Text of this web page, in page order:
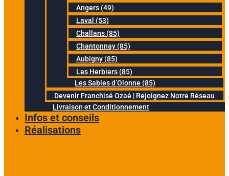
Angers (49)
Laval (53)
Challans (85)
Chantonnay (85)
Aubigny (85)
Les Herbiers (85)
Les Sables d’Olonne (85)
Devenir Franchisé Ozaé | Rejoignez Notre Réseau
Livraison et Conditionnement
Infos et conseils
Réalisations